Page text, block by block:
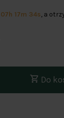
07h 17m 34s, a
Do